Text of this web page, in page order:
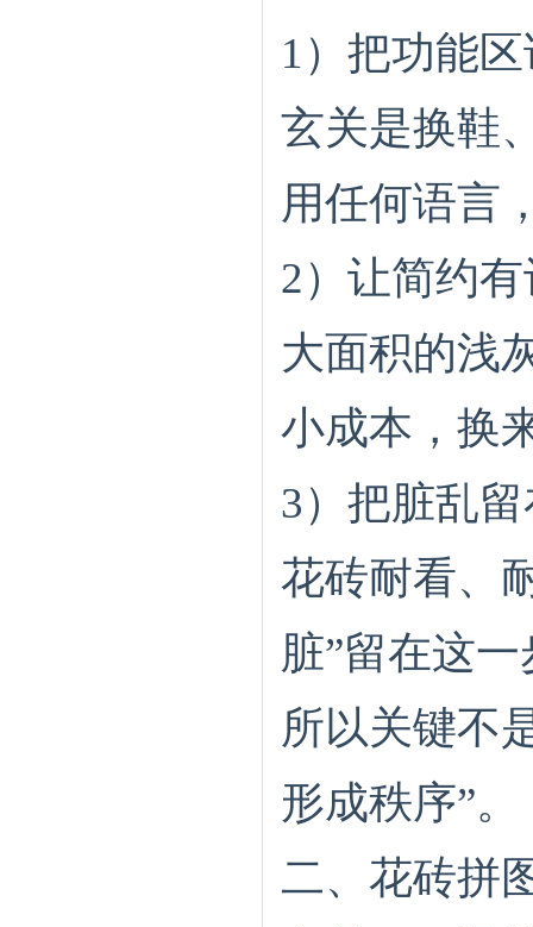
1）把功能
玄关是换鞋
用任何语言
2）让简约
大面积的浅
小成本，换
3）把脏乱
花砖耐看、
脏”留在这
所以关键不
形成秩序”。
二、花砖拼